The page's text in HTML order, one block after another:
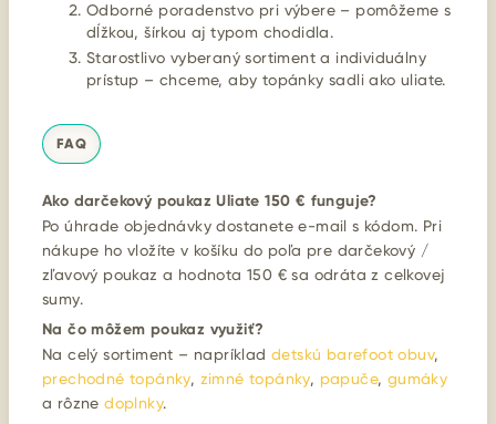
Odborné poradenstvo pri výbere – pomôžeme s
dĺžkou, šírkou aj typom chodidla.
Starostlivo vyberaný sortiment a individuálny
prístup – chceme, aby topánky sadli ako uliate.
FAQ
Ako darčekový poukaz Uliate 150 € funguje?
Po úhrade objednávky dostanete e-mail s kódom. Pri
nákupe ho vložíte v košíku do poľa pre darčekový /
zľavový poukaz a hodnota 150 € sa odráta z celkovej
sumy.
Na čo môžem poukaz využiť?
Na celý sortiment – napríklad detskú barefoot obuv,
prechodné topánky, zimné topánky, papuče, gumáky
a rôznedoplnky.